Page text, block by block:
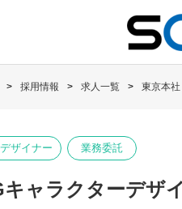
採用情報 求人一覧 東京本社
ザイナー 業務委託
ャラクターデザ